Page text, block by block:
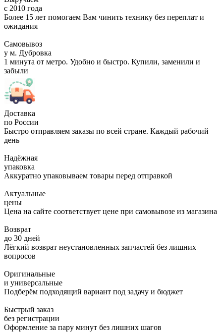
с 2010 года
Более 15 лет помогаем Вам чинить технику без переплат и
ожидания
Самовывоз
у м. Дубровка
1 минута от метро. Удобно и быстро. Купили, заменили и
забыли
Доставка
по России
Быстро отправляем заказы по всей стране. Каждый рабочий
день
Надёжная
упаковка
Аккуратно упаковываем товары перед отправкой
Актуальные
цены
Цена на сайте соответствует цене при самовывозе из магазина
Возврат
до 30 дней
Лёгкий возврат неустановленных запчастей без лишних
вопросов
Оригинальные
и универсальные
Подберём подходящий вариант под задачу и бюджет
Быстрый заказ
без регистрации
Оформление за пару минут без лишних шагов